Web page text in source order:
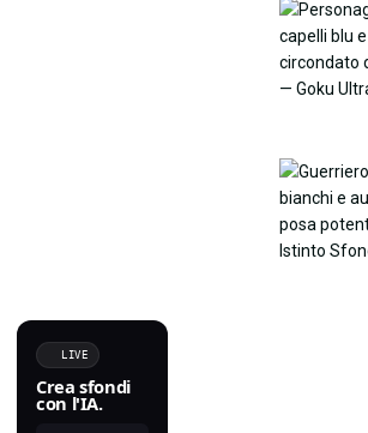
LIVE
Crea sfondi
con l'IA.